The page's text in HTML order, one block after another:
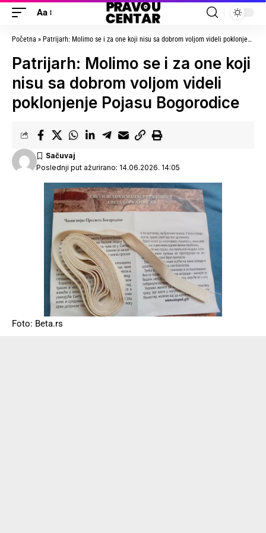
Aa
Početna » Patrijarh: Molimo se i za one koji nisu sa dobrom voljom videli poklonjenje Pojasu Bogorodice
Patrijarh: Molimo se i za one koji
nisu sa dobrom voljom videli
poklonjenje Pojasu Bogorodice
Poslednji put ažurirano: 14.06.2026. 14:05
Foto: Beta.rs